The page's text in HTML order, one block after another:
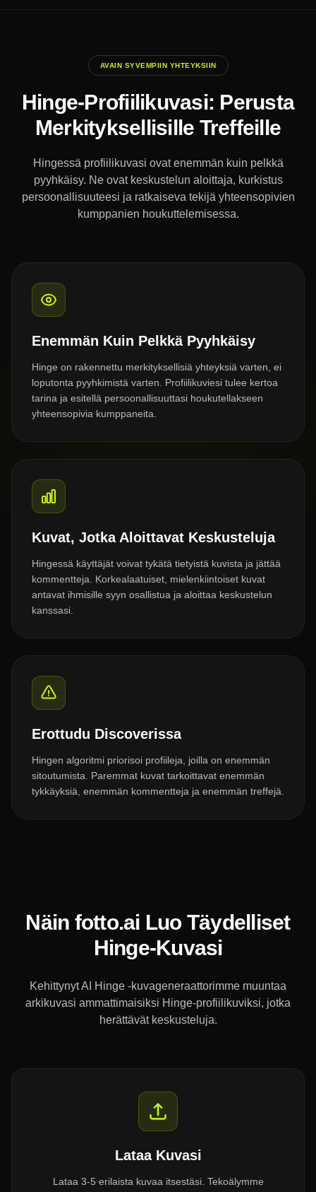
AVAIN SYVEMPIIN YHTEYKSIIN
Hinge-Profiilikuvasi: Perusta
Merkityksellisille Treffeille
Hingessä profiilikuvasi ovat enemmän kuin pelkkä
pyyhkäisy. Ne ovat keskustelun aloittaja, kurkistus
persoonallisuuteesi ja ratkaiseva tekijä yhteensopivien
kumppanien houkuttelemisessa.
Enemmän Kuin Pelkkä Pyyhkäisy
Hinge on rakennettu merkityksellisiä yhteyksiä varten, ei
loputonta pyyhkimistä varten. Profiilikuviesi tulee kertoa
tarina ja esitellä persoonallisuuttasi houkutellakseen
yhteensopivia kumppaneita.
Kuvat, Jotka Aloittavat Keskusteluja
Hingessä käyttäjät voivat tykätä tietyistä kuvista ja jättää
kommentteja. Korkealaatuiset, mielenkiintoiset kuvat
antavat ihmisille syyn osallistua ja aloittaa keskustelun
kanssasi.
Erottudu Discoverissa
Hingen algoritmi priorisoi profiileja, joilla on enemmän
sitoutumista. Paremmat kuvat tarkoittavat enemmän
tykkäyksiä, enemmän kommentteja ja enemmän treffejä.
Näin fotto.ai Luo Täydelliset
Hinge-Kuvasi
Kehittynyt AI Hinge -kuvageneraattorimme muuntaa
arkikuvasi ammattimaisiksi Hinge-profiilikuviksi, jotka
herättävät keskusteluja.
Lataa Kuvasi
Lataa 3-5 erilaista kuvaa itsestäsi. Tekoälymme